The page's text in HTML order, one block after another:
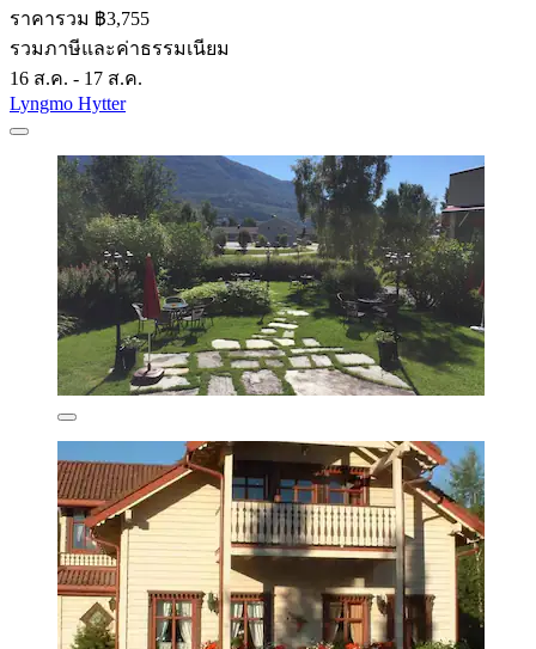
ราคารวม ฿3,755
รวมภาษีและค่าธรรมเนียม
16 ส.ค. - 17 ส.ค.
Lyngmo Hytter